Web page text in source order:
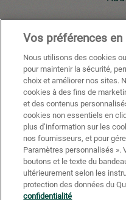
Youtube
Politique
California
Vos préférences
Nous utilisons des cookies
pour maintenir la sécurité,
choix et améliorer nos sites.
cookies à des fins de
et des contenus
cookies non essentiels en
plus d’information sur les
nos fournisseurs, et pour
Paramètres personnalisés ».
boutons et le texte du
ultérieurement selon les
protection des données du
confidentialité